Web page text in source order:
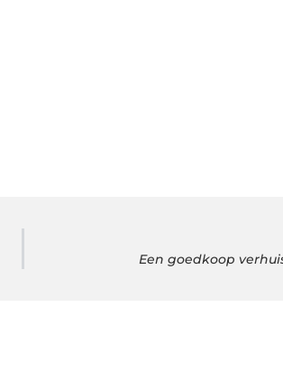
Een goedkoop